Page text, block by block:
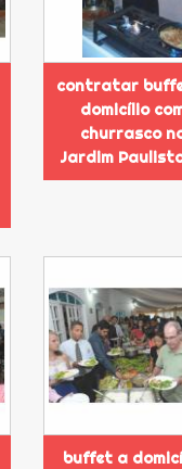
contratar
domicílio
churrasco
Jardim
buffet a